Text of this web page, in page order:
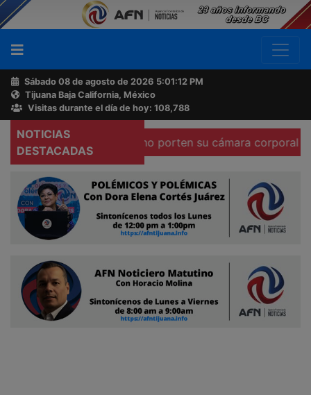
Sábado 08 de agosto de 2026 5:01:13 PM
Tijuana Baja California, México
Visitas durante el día de hoy: 108,788
NOTICIAS
DESTACADAS
policías que no porten su cámara corporal
Buscador
Acerca
de
AFN
Ventas
Contacto
Reportero
Ciudadano